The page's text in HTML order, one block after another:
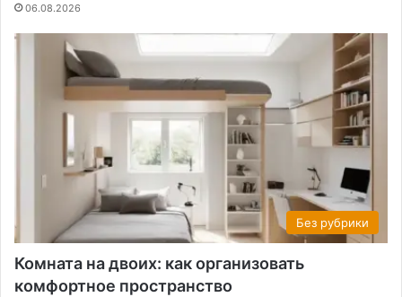
06.08.2026
Без рубрики
Комната на двоих: как организовать
комфортное пространство